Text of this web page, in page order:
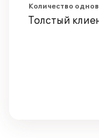
Количество
Толстый